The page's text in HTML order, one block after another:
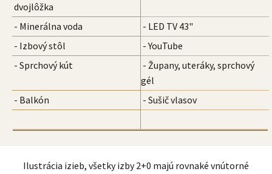
dvojlôžka
- Minerálna voda
- LED TV 43"
- Izbový stôl
- YouTube
- Sprchový kút
- Župany, uteráky, sprchový
gél
- Balkón
- Sušič vlasov
Ilustrácia izieb, všetky izby 2+0 majú rovnaké vnútorné